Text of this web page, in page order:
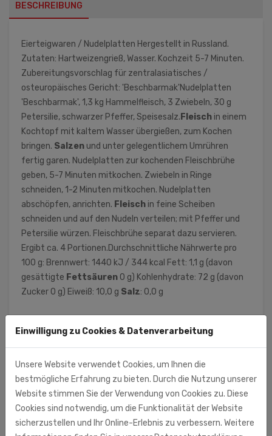
BESCHREIBUNG
Eierteigwaren / Nudelplatten Hergestellt in Russland.
Zutaten: Hartweizengrieß, Wasser. Kochzeit 5-7 Minuten.
Zubereitungsvorschlag für zentralasiatisches /
osteuropäisches Gericht: 'Beschbarmak'Nudelplatten
'Beschbarmak', 1,3 kg Hammelfleisch, 3 Zwiebeln, 30 g
Petersilie, schwarzer Pfeffer, Speisesalz. Fleisch in einem
Kochtopf mit kaltem Wasser übergießen, zum Kochen
bringen. Salzen und unter gelegentlichem Umrühren
fertig garen. Nudelplatten zur kochenden Fleischbrühe
geben, 5-7 Minuten mitkochen. Zwiebeln in Ringe
schneiden, 1-2 Minuten mitkochen. Nudelplatten
abschöpfen, anrichten. Fleisch in feine Scheiben
schneiden und auf den Nudeln verteilen; mit Pfeffer und
Petersilie würzen. Fleischbrühe separat dazu servieren.
Ergibt ca. 4 Portionen.Durchschnittliche Nährwerte pro
100 g: Brennwert: 1440 kJ / 344 kcal Fett: 1,1 g (davon
gesättigte Fettsäuren 0 g) Kohlenhydrate: 72 g (davon
Zucker 0 g) Eiweiß: 10,0 g Salz: 0,0 g
Lackmann Fleisch- und Feinkostfabrik GmbH
(Importeur/Hersteller)
Lackmann Fleisch- und Feinkostfabrik GmbH
Carl-Benz-Str. 10 - 14
77731 Willstätt
Einwilligung zu Cookies & Datenverarbeitung
Unsere Website verwendet Cookies, um Ihnen die
bestmögliche Erfahrung zu bieten. Durch die Nutzung unserer
Website stimmen Sie der Verwendung von Cookies zu. Diese
Cookies sind notwendig, um die Funktionalität der Website
sicherzustellen und Ihr Online-Erlebnis zu verbessern. Weitere